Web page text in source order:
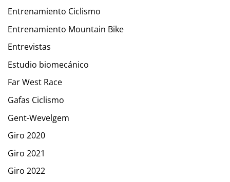
Entrenamiento Ciclismo
Entrenamiento Mountain Bike
Entrevistas
Estudio biomecánico
Far West Race
Gafas Ciclismo
Gent-Wevelgem
Giro 2020
Giro 2021
Giro 2022